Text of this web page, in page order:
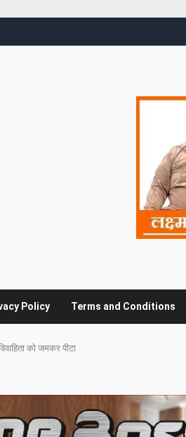
Policy Terms and Conditions
को जमकर पीटा